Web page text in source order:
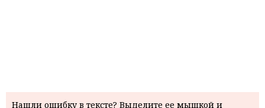
Нашли ошибку в тексте? Выделите ее мышкой и